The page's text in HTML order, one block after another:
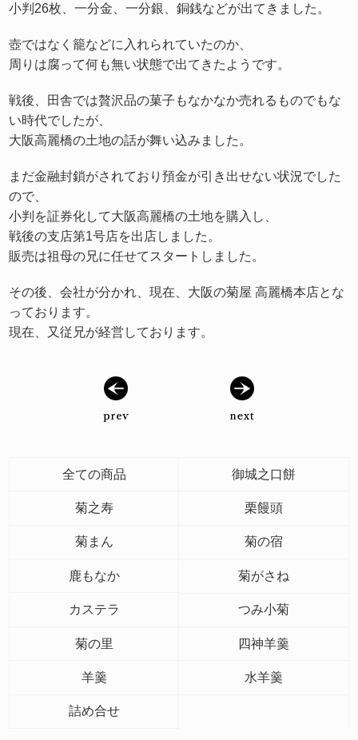
小判26枚、一分金、一分銀、銅銭などが出てきました。
壺ではなく籠などに入れられていたのか、
周りは腐って何も無い状態で出てきたようです。
戦後、田舎では贅沢品の菓子もなかなか売れるものでもな
い時代でしたが、
大阪高麗橋の土地の話が舞い込みました。
まだ金融封鎖がされており預金が引き出せない状況でした
ので、
小判を証券化して大阪高麗橋の土地を購入し、
戦後の支店第1号店を出店しました。
販売は祖母の兄に任せてスタートしました。
その後、会社が分かれ、現在、大阪の菊屋 高麗橋本店とな
っております。
現在、又従兄が経営しております。
全ての商品 御城之口餅
菊之寿 栗饅頭
菊まん 菊の宿
鹿もなか 菊がさね
カステラ つみ小菊
菊の里 四神羊羹
羊羹 水羊羹
詰め合せ